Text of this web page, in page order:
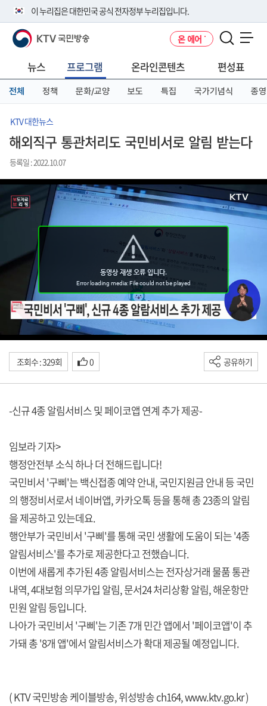
이 누리집은 대한민국 공식 전자정부 누리집입니다.
공식 누리집 주소 확인하기
니다.
이밖에 or.kr 또는 .kr등 다른 도메인 주소를 사용하고 있다면 아래 URL에
서 도메인 주소를 확인해 보세요
KTV 국민방송 온 에어
뉴스 프로그램 온라인콘텐츠 편성표
전체 정책 문화/교양 보도 특집 국가기념식 종영
KTV 대한뉴스
해외직구 통관처리도 국민비서로 알림 받는다
등록일 : 2022.10.07
조회수 : 329회 0 공유하기
-신규 4종 알림서비스 및 페이코앱 연계 추가 제공-
임보라 기자>
행정안전부 소식 하나 더 전해드립니다!
국민비서 '구삐'는 백신접종 예약 안내, 국민지원금 안내 등 국민
의 행정비서로서 네이버앱, 카카오톡 등을 통해 총 23종의 알림
을 제공하고 있는데요.
행안부가 국민비서 '구삐'를 통해 국민 생활에 도움이 되는 '4종
알림서비스'를 추가로 제공한다고 전했습니다.
이번에 새롭게 추가된 4종 알림서비스는 전자상거래 물품 통관
내역, 4대보험 의무가입 알림, 문서24 처리상황 알림, 해운항만
민원 알림 등입니다.
나아가 국민비서 '구삐'는 기존 7개 민간 앱에서 '페이코앱'이 추
가돼 총 '8개 앱'에서 알림서비스가 확대 제공될 예정입니다.
( KTV 국민방송 케이블방송, 위성방송 ch164,www.ktv.go.kr)